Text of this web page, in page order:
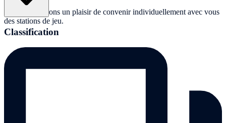
Nous nous ferons un plaisir de convenir individuellement avec vous
des stations de jeu.
Classification